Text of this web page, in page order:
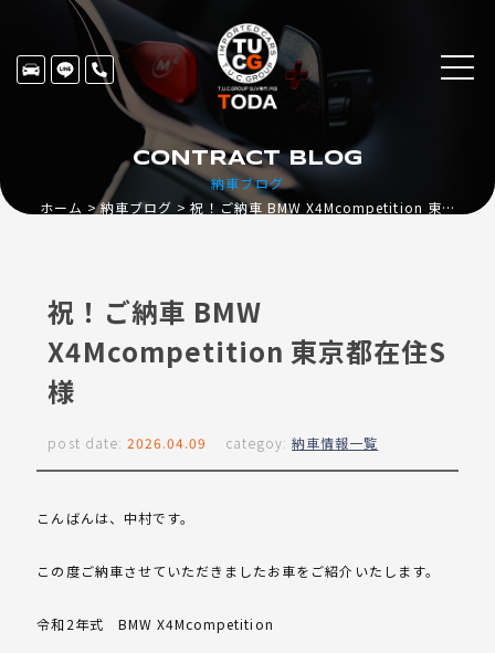
納車ブログ
CONTRACT BLOG
ホーム 納車ブログ 祝！ご納車 BMW X4Mcompetition 東京都在住S様
祝！ご納車 BMW
X4Mcompetition 東京都在住S
様
post date: 2026.04.09 categoy: 納車情報一覧
こんばんは、中村です。
この度ご納車させていただきましたお車をご紹介いたします。
令和2年式 BMW X4Mcompetition